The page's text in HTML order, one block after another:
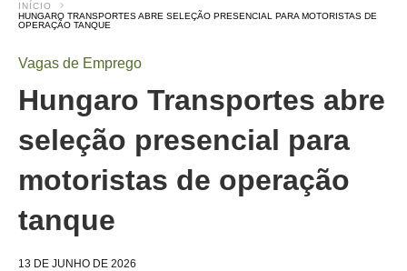
INÍCIO
HUNGARO TRANSPORTES ABRE SELEÇÃO PRESENCIAL PARA MOTORISTAS DE
OPERAÇÃO TANQUE
Vagas de Emprego
Hungaro Transportes abre
seleção presencial para
motoristas de operação
tanque
13 DE JUNHO DE 2026